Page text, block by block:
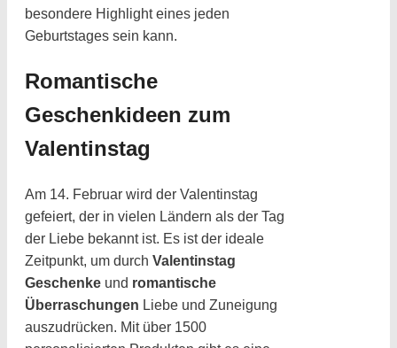
besondere Highlight eines jeden
Geburtstages sein kann.
Romantische
Geschenkideen zum
Valentinstag
Am 14. Februar wird der Valentinstag
gefeiert, der in vielen Ländern als der Tag
der Liebe bekannt ist. Es ist der ideale
Zeitpunkt, um durch Valentinstag
Geschenke und romantische
Überraschungen Liebe und Zuneigung
auszudrücken. Mit über 1500